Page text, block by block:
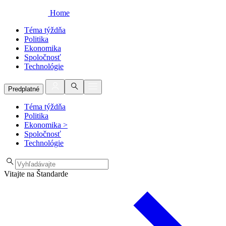
Home
Téma týždňa
Politika
Ekonomika
Spoločnosť
Technológie
Predplatné
Téma týždňa
Politika
Ekonomika >
Spoločnosť
Technológie
Vitajte na Štandarde